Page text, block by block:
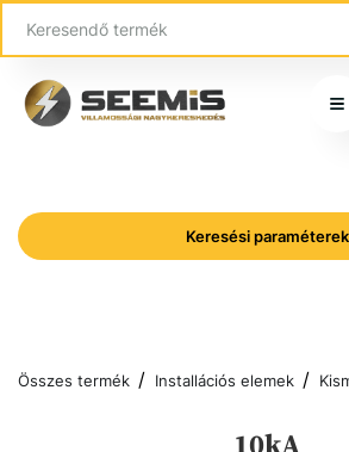
Keresési paraméterek
Összes termék Installációs elemek